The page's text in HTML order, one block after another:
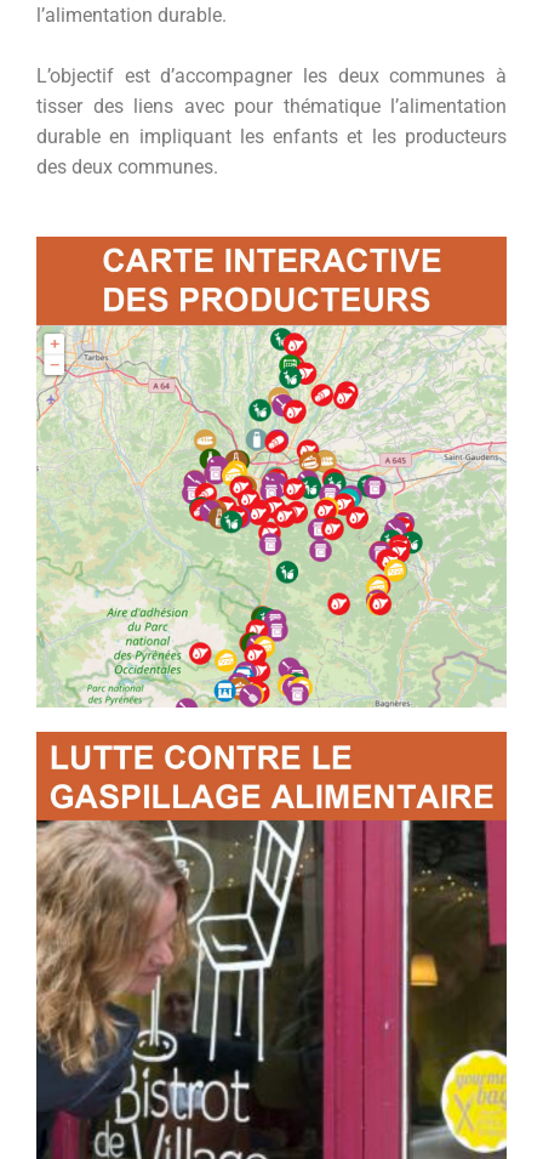
l’alimentation durable.
L’objectif est d’accompagner les deux communes à
tisser des liens avec pour thématique l’alimentation
durable en impliquant les enfants et les producteurs
des deux communes.